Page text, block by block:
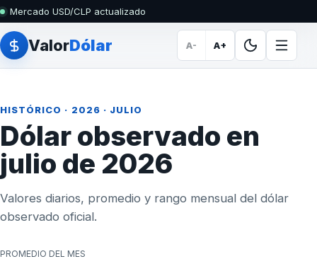
Mercado USD/CLP actualizado
ValorDólar A- A+
HISTÓRICO · 2026 · JULIO
Dólar observado en
julio de 2026
Valores diarios, promedio y rango mensual del dólar
observado oficial.
PROMEDIO DEL MES